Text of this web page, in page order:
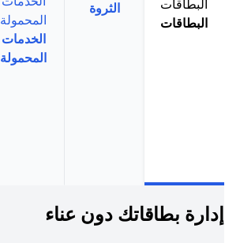
البطاقات
الثروة
الخدمات
المحمولة
إدارة بطاقاتك دون عناء